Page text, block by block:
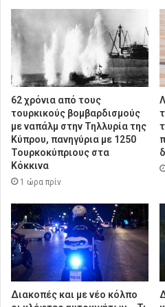
62 χρόνια από τους
τουρκικούς βομβαρδισμούς
με ναπάλμ στην Τηλλυρία της
Κύπρου, πανηγύρια με 1250
Τουρκοκύπριους στα
Κόκκινα
1 ώρα πρίν
Διακοπές και με νέο κόλπο